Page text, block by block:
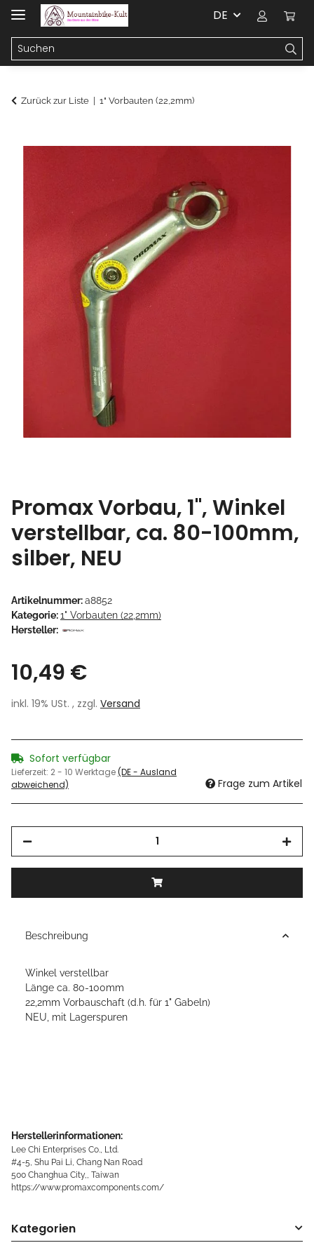
DE
Zurück zur Liste 1" Vorbauten (22,2mm)
Promax Vorbau, 1", Winkel
verstellbar, ca. 80-100mm,
silber, NEU
Artikelnummer:a8852
Kategorie:1" Vorbauten (22,2mm)
Hersteller:
10,49 €
inkl. 19% USt. , zzgl. Versand
Sofort verfügbar
Lieferzeit: 2 - 10 Werktage(DE - Ausland
abweichend)
Frage zum Artikel
Beschreibung
Winkel verstellbar
Länge ca. 80-100mm
22,2mm Vorbauschaft (d.h. für 1" Gabeln)
NEU, mit Lagerspuren
Herstellerinformationen:
Lee Chi Enterprises Co., Ltd.
#4-5, Shu Pai Li, Chang Nan Road
500 Changhua City,, Taiwan
https://www.promaxcomponents.com/
Kategorien